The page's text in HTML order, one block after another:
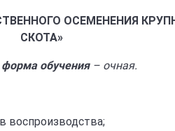
ОСЕМЕНЕНИЯ
СКОТА»
форма обучения– очная.
воспроизводства;